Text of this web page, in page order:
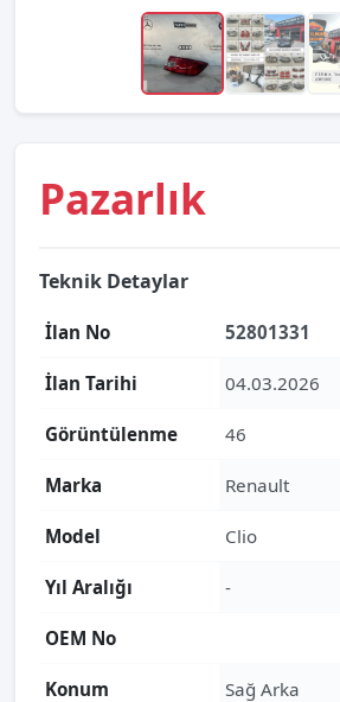
Pazarlık
Teknik Detaylar
İlan No 52801331
İlan Tarihi 04.03.2026
Görüntülenme 46
Marka Renault
Model Clio
Yıl Aralığı -
OEM No
Konum Sağ Arka